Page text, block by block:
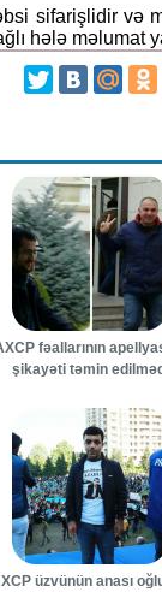
sifarişlidir və
hələ məlumat
fəallarının
şikayəti təmin
üzvünün anası